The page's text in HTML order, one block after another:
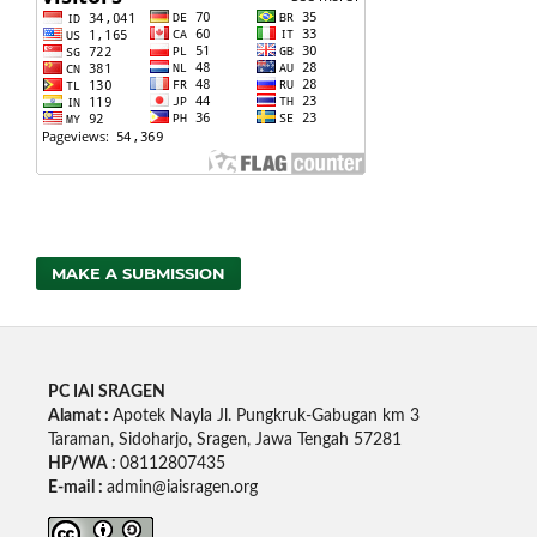
MAKE A SUBMISSION
PC IAI SRAGEN
Alamat : Apotek Nayla Jl. Pungkruk-Gabugan km 3
Taraman, Sidoharjo, Sragen, Jawa Tengah 57281
HP/WA : 08112807435
E-mail : admin@iaisragen.org